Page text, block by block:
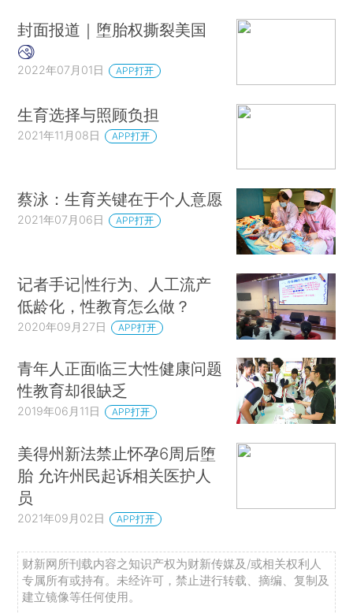
封面报道｜堕胎权撕裂美国
2022年07月01日 APP打开
生育选择与照顾负担
2021年11月08日 APP打开
蔡泳：生育关键在于个人意愿
2021年07月06日 APP打开
记者手记|性行为、人工流产
低龄化，性教育怎么做？
2020年09月27日 APP打开
青年人正面临三大性健康问题
性教育却很缺乏
2019年06月11日 APP打开
美得州新法禁止怀孕6周后堕
胎 允许州民起诉相关医护人
员
2021年09月02日 APP打开
财新网所刊载内容之知识产权为财新传媒及/或相关权利人
专属所有或持有。未经许可，禁止进行转载、摘编、复制及
建立镜像等任何使用。